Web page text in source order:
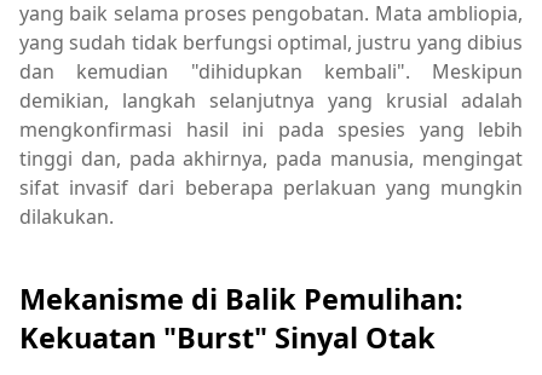
yang baik selama proses pengobatan. Mata ambliopia,
yang sudah tidak berfungsi optimal, justru yang dibius
dan kemudian "dihidupkan kembali". Meskipun
demikian, langkah selanjutnya yang krusial adalah
mengkonfirmasi hasil ini pada spesies yang lebih
tinggi dan, pada akhirnya, pada manusia, mengingat
sifat invasif dari beberapa perlakuan yang mungkin
dilakukan.
Mekanisme di Balik Pemulihan:
Kekuatan "Burst" Sinyal Otak